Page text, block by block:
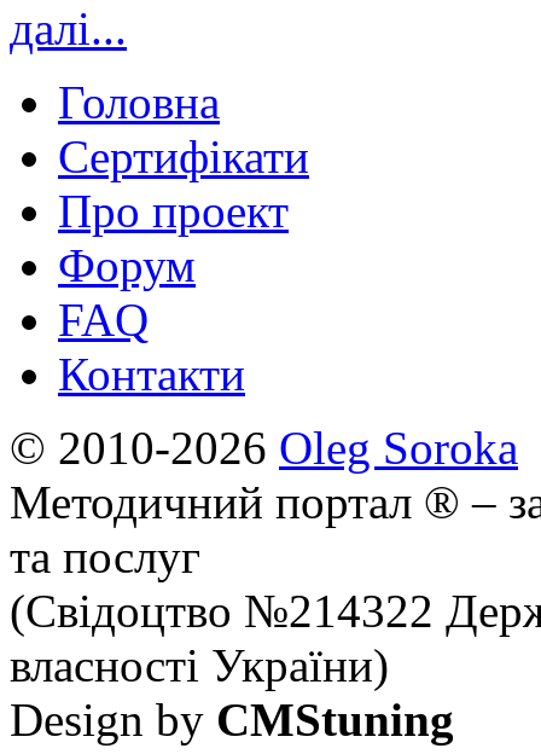
далі...
Головна
Сертифікати
Про проект
Форум
FAQ
Контакти
© 2010-2026 Oleg Soroka
Методичний портал ® –
та послуг
(Свідоцтво №214322
власності України)
Design by CMStuning